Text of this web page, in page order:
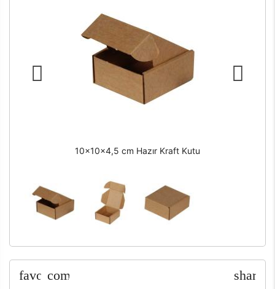
10x10x4,5 cm Hazır Kraft Kutu